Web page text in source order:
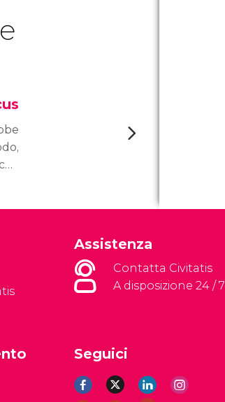
Assistenza
Contatta Civitatis
A disposizione 24 / 7
Seguici